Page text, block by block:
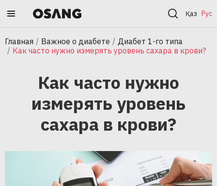
Қаз Рус
Главная Важное о диабете
Диабет 1-го типа
Как часто нужно измерять уровень сахара в крови?
Как часто нужно
измерять уровень
сахара в крови?